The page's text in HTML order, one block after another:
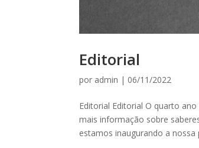
Editorial
por admin | 06/11/2022
Editorial Editorial O quarto
mais informação sobre
estamos inaugurando a nossa